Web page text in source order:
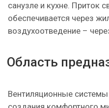
санузле и кухне. Приток
обеспечивается через
воздухоотведение –
Область
Вентиляционные